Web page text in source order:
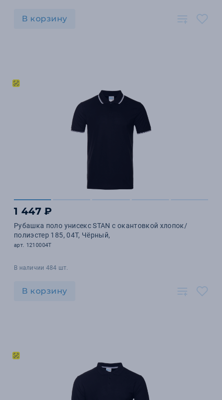
В корзину
1 447 ₽
Рубашка поло унисекс STAN с окантовкой хлопок/
полиэстер 185, 04T, Чёрный,
арт. 1210004T
В наличии 484 шт.
В корзину